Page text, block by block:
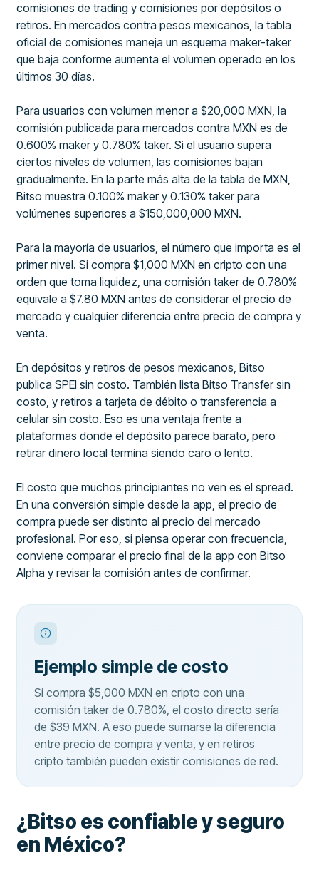
comisiones de trading y comisiones por depósitos o
retiros. En mercados contra pesos mexicanos, la tabla
oficial de comisiones maneja un esquema maker-taker
que baja conforme aumenta el volumen operado en los
últimos 30 días.
Para usuarios con volumen menor a $20,000 MXN, la
comisión publicada para mercados contra MXN es de
0.600% maker y 0.780% taker. Si el usuario supera
ciertos niveles de volumen, las comisiones bajan
gradualmente. En la parte más alta de la tabla de MXN,
Bitso muestra 0.100% maker y 0.130% taker para
volúmenes superiores a $150,000,000 MXN.
Para la mayoría de usuarios, el número que importa es el
primer nivel. Si compra $1,000 MXN en cripto con una
orden que toma liquidez, una comisión taker de 0.780%
equivale a $7.80 MXN antes de considerar el precio de
mercado y cualquier diferencia entre precio de compra y
venta.
En depósitos y retiros de pesos mexicanos, Bitso
publica SPEI sin costo. También lista Bitso Transfer sin
costo, y retiros a tarjeta de débito o transferencia a
celular sin costo. Eso es una ventaja frente a
plataformas donde el depósito parece barato, pero
retirar dinero local termina siendo caro o lento.
El costo que muchos principiantes no ven es el spread.
En una conversión simple desde la app, el precio de
compra puede ser distinto al precio del mercado
profesional. Por eso, si piensa operar con frecuencia,
conviene comparar el precio final de la app con Bitso
Alpha y revisar la comisión antes de confirmar.
Ejemplo simple de costo
Si compra $5,000 MXN en cripto con una
comisión taker de 0.780%, el costo directo sería
de $39 MXN. A eso puede sumarse la diferencia
entre precio de compra y venta, y en retiros
cripto también pueden existir comisiones de red.
¿Bitso es confiable y seguro
en México?